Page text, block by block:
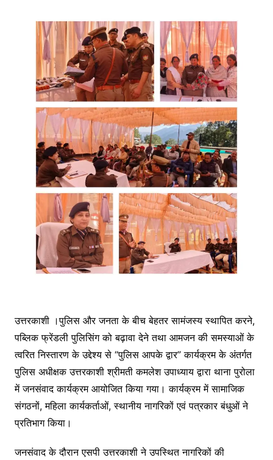
उत्तरकाशी ।पुलिस और जनता के बीच बेहतर सामंजस्य स्थापित करने,
पब्लिक फ्रेंडली पुलिसिंग को बढ़ावा देने तथा आमजन की समस्याओं के
त्वरित निस्तारण के उद्देश्य से “पुलिस आपके द्वार” कार्यक्रम के अंतर्गत
पुलिस अधीक्षक उत्तरकाशी श्रीमती कमलेश उपाध्याय द्वारा थाना पुरोला
में जनसंवाद कार्यक्रम आयोजित किया गया। कार्यक्रम में सामाजिक
संगठनों, महिला कार्यकर्ताओं, स्थानीय नागरिकों एवं पत्रकार बंधुओं ने
प्रतिभाग किया।
जनसंवाद के दौरान एसपी उत्तरकाशी ने उपस्थित नागरिकों की